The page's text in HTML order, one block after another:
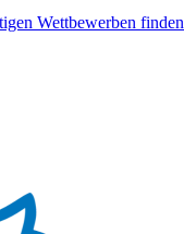
Wettbewerben